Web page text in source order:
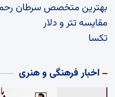
بهترین متخصص سرطان رحم
مقایسه تتر و دلار
تکسا
اخبار فرهنگی و هنری